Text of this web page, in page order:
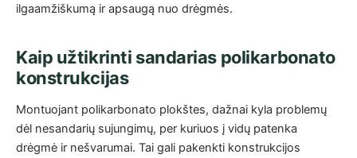
ilgaamžiškumą ir apsaugą nuo drėgmės.
Kaip užtikrinti sandarias polikarbonato
konstrukcijas
Montuojant polikarbonato plokštes, dažnai kyla problemų
dėl nesandarių sujungimų, per kuriuos į vidų patenka
drėgmė ir nešvarumai. Tai gali pakenkti konstrukcijos